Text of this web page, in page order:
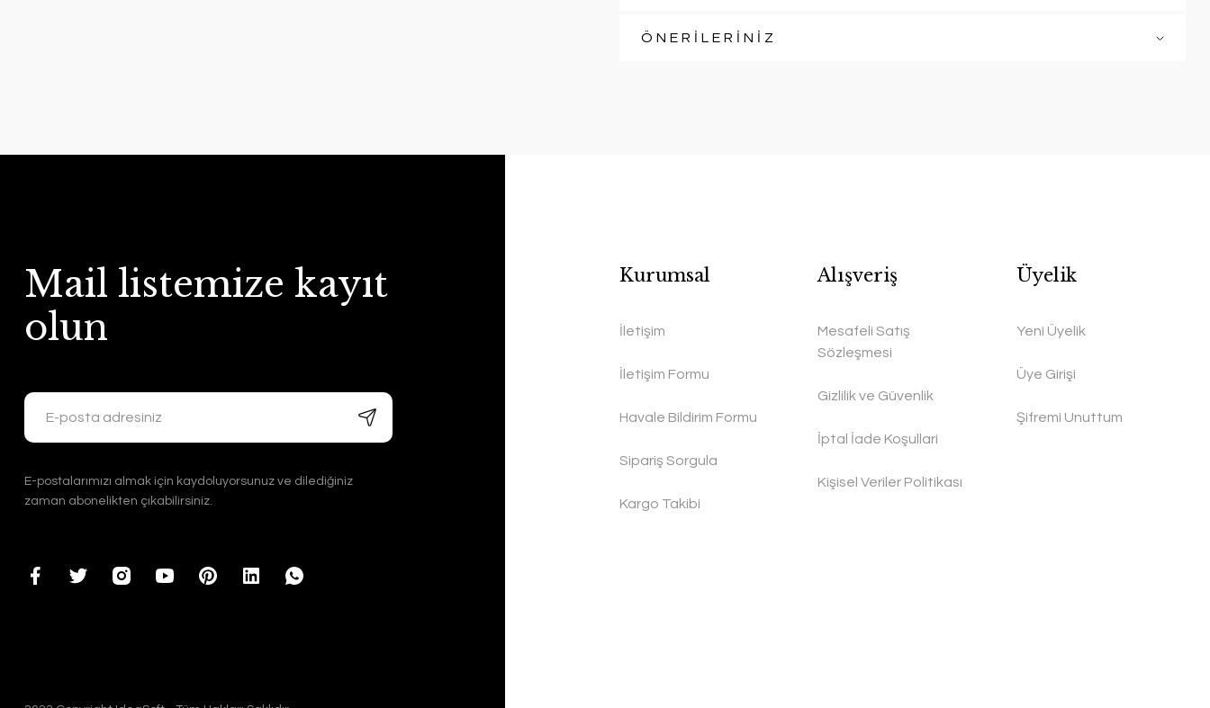
ÖNERİLERİNİZ
Mail listemize kayıt
olun
E-postalarımızı almak için kaydoluyorsunuz ve dilediğiniz
zaman abonelikten çıkabilirsiniz.
Kurumsal
İletişim
İletişim Formu
Havale Bildirim Formu
Sipariş Sorgula
Kargo Takibi
Alışveriş
Mesafeli Satış
Sözleşmesi
Gizlilik ve Güvenlik
İptal İade Koşullari
Kişisel Veriler Politikası
Üyelik
Yeni Üyelik
Üye Girişi
Şifremi Unuttum